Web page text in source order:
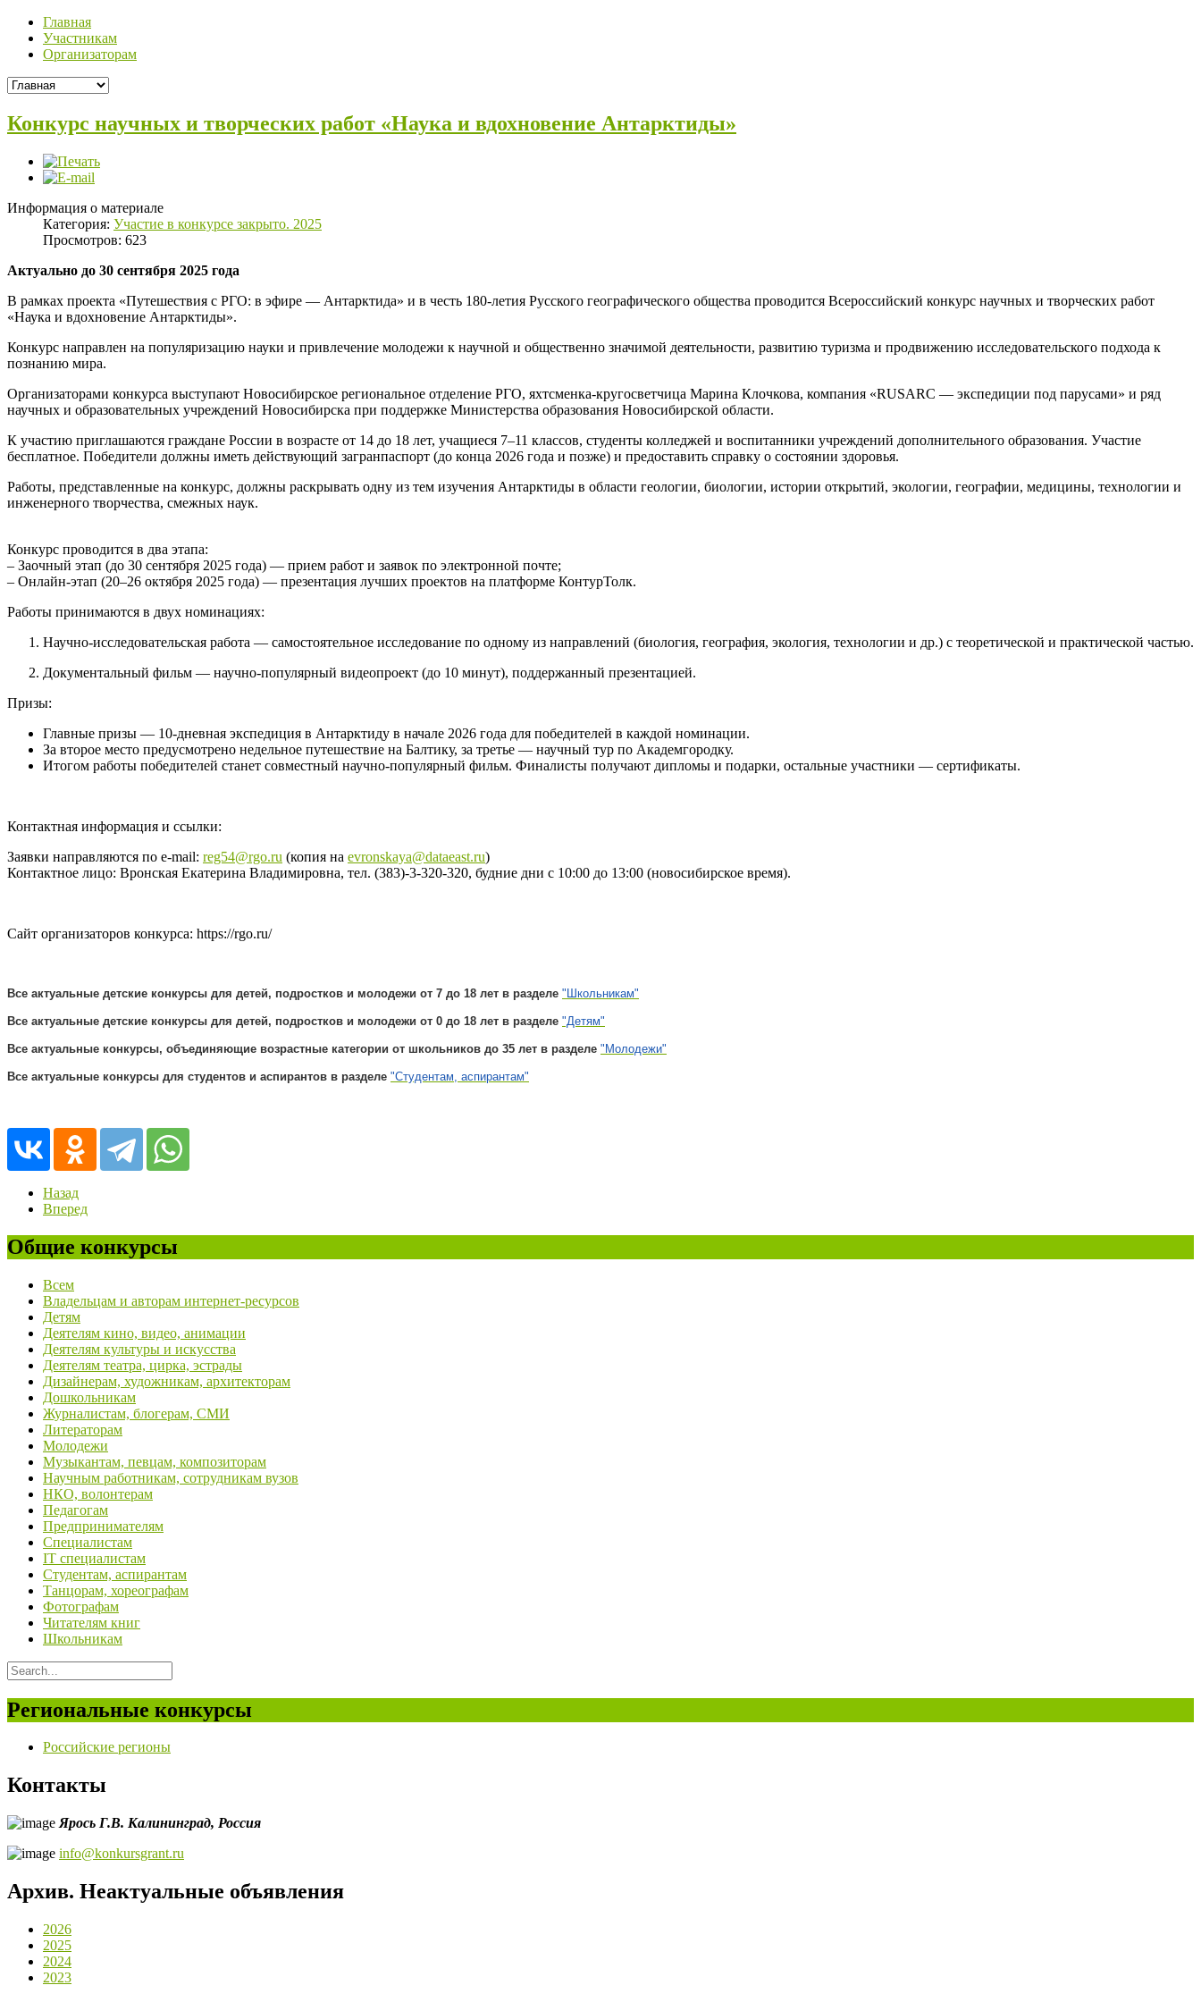
Главная
Участникам
Организаторам
Конкурс научных и творческих работ «Наука и вдохновение Антарктиды»
Информация о материале
Категория: Участие в конкурсе закрыто. 2025
Просмотров: 623
Актуально до 30 сентября 2025 года
В рамках проекта «Путешествия с РГО: в эфире — Антарктида» и в честь 180-летия Русского географического общества проводится Всероссийский конкурс научных и творческих работ
«Наука и вдохновение Антарктиды».
Конкурс направлен на популяризацию науки и привлечение молодежи к научной и общественно значимой деятельности, развитию туризма и продвижению исследовательского подхода к
познанию мира.
Организаторами конкурса выступают Новосибирское региональное отделение РГО, яхтсменка-кругосветчица Марина Клочкова, компания «RUSARC — экспедиции под парусами» и ряд
научных и образовательных учреждений Новосибирска при поддержке Министерства образования Новосибирской области.
К участию приглашаются граждане России в возрасте от 14 до 18 лет, учащиеся 7–11 классов, студенты колледжей и воспитанники учреждений дополнительного образования. Участие
бесплатное. Победители должны иметь действующий загранпаспорт (до конца 2026 года и позже) и предоставить справку о состоянии здоровья.
Работы, представленные на конкурс, должны раскрывать одну из тем изучения Антарктиды в области геологии, биологии, истории открытий, экологии, географии, медицины, технологии и
инженерного творчества, смежных наук.
Конкурс проводится в два этапа:
– Заочный этап (до 30 сентября 2025 года) — прием работ и заявок по электронной почте;
– Онлайн-этап (20–26 октября 2025 года) — презентация лучших проектов на платформе КонтурТолк.
Работы принимаются в двух номинациях:
Научно-исследовательская работа — самостоятельное исследование по одному из направлений (биология, география, экология, технологии и др.) с теоретической и практической частью.
Документальный фильм — научно-популярный видеопроект (до 10 минут), поддержанный презентацией.
Призы:
Главные призы — 10-дневная экспедиция в Антарктиду в начале 2026 года для победителей в каждой номинации.
За второе место предусмотрено недельное путешествие на Балтику, за третье — научный тур по Академгородку.
Итогом работы победителей станет совместный научно-популярный фильм. Финалисты получают дипломы и подарки, остальные участники — сертификаты.
Контактная информация и ссылки:
Заявки направляются по e-mail: reg54@rgo.ru (копия на evronskaya@dataeast.ru)
Контактное лицо: Вронская Екатерина Владимировна, тел. (383)-3-320-320, будние дни с 10:00 до 13:00 (новосибирское время).
Сайт организаторов конкурса: https://rgo.ru/
Все актуальные детские конкурсы для детей, подростков и молодежи от 7 до 18 лет в разделе "Школьникам"
Все актуальные детские конкурсы для детей, подростков и молодежи от 0 до 18 лет в разделе "Детям"
Все актуальные конкурсы, объединяющие возрастные категории от школьников до 35 лет в разделе "Молодежи"
Все актуальные конкурсы для студентов и аспирантов в разделе "Студентам, аспирантам"
Назад
Вперед
Общие конкурсы
Всем
Владельцам и авторам интернет-ресурсов
Детям
Деятелям кино, видео, анимации
Деятелям культуры и искусства
Деятелям театра, цирка, эстрады
Дизайнерам, художникам, архитекторам
Дошкольникам
Журналистам, блогерам, СМИ
Литераторам
Молодежи
Музыкантам, певцам, композиторам
Научным работникам, сотрудникам вузов
НКО, волонтерам
Педагогам
Предпринимателям
Специалистам
IT специалистам
Студентам, аспирантам
Танцорам, хореографам
Фотографам
Читателям книг
Школьникам
Региональные конкурсы
Российские регионы
Контакты
Ярось Г.В. Калининград, Россия
info@konkursgrant.ru
Архив. Неактуальные объявления
2026
2025
2024
2023